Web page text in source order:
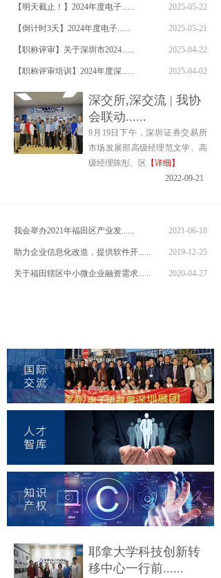
【明天截止！】2024年度电子...... 2025-05-22
【倒计时3天】2024年度电子...... 2025-05-21
【职称评审】关于深圳市2024...... 2025-04-22
【职称评审培训】2024年度深...... 2025-04-02
【专家征集】关于征集深圳市电子...... 2025-04-02
【职称评审】关于2024年度深......
【职称评审】关于开展深圳市20...... 2025-03-11
2023年度信息通信技术服务专...... 2024-09-13
2024-08-23
耶拿大学科技创新转
移中心一行前......
深交所,深交流 | 我协
会联动......
9月19日下午，深圳证券交易所
市场发展部高级经理范文学、高
级经理陈彤、区 【详细】
2022-09-21
我会举办2021年福田区产业发...... 2021-06-18
助力企业信息化改造，提供软件开...... 2019-12-25
关于福田辖区中小微企业融资需求...... 2020-04-27